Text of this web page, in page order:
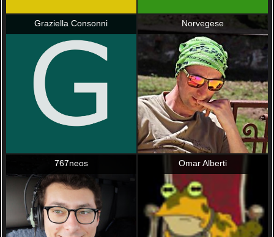
Graziella Consonni Norvegese
767neos Omar Alberti